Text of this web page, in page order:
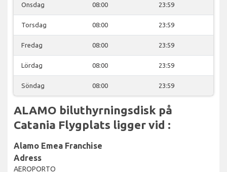
Onsdag 08:00 23:59
Torsdag 08:00 23:59
Fredag 08:00 23:59
Lördag 08:00 23:59
Söndag 08:00 23:59
ALAMO biluthyrningsdisk på
Catania Flygplats ligger vid :
Alamo Emea Franchise
Adress
AEROPORTO